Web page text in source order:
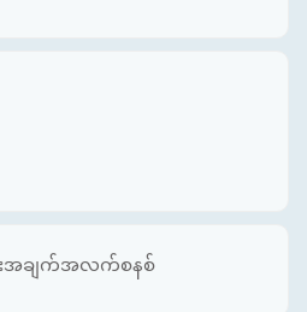
းအချက်အလက်စနစ်